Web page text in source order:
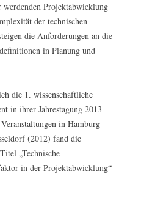
werdenden Projektabwicklung
der technischen
die Anforderungen an die
in Planung und
die 1. wissenschaftliche
in ihrer Jahrestagung 2013
in Hamburg
(2012) fand die
„Technische
in der Projektabwicklung“